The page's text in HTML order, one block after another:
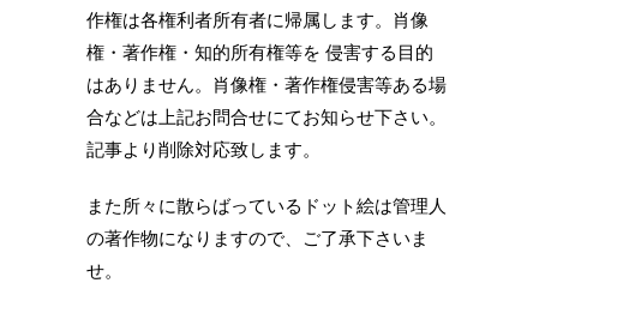
作権は各権利者所有者に帰属します。肖像
権・著作権・知的所有権等を 侵害する目的
はありません。肖像権・著作権侵害等ある場
合などは上記お問合せにてお知らせ下さい。
記事より削除対応致します。
また所々に散らばっているドット絵は管理人
の著作物になりますので、ご了承下さいま
せ。